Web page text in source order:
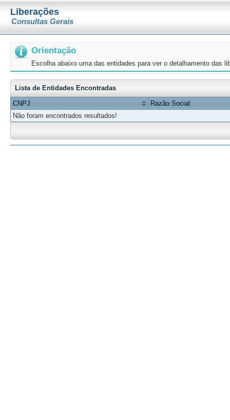
Liberações
Consultas Gerais
Orientação
Escolha abaixo uma das entidades para ver o detalhamento das
Lista de Entidades Encontradas
CNPJ
Razão Social
Não foram encontrados resultados!